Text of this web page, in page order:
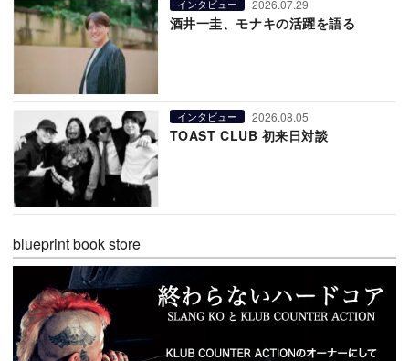
インタビュー 2026.07.29
酒井一圭、モナキの活躍を語る
インタビュー 2026.08.05
TOAST CLUB 初来日対談
blueprint book store